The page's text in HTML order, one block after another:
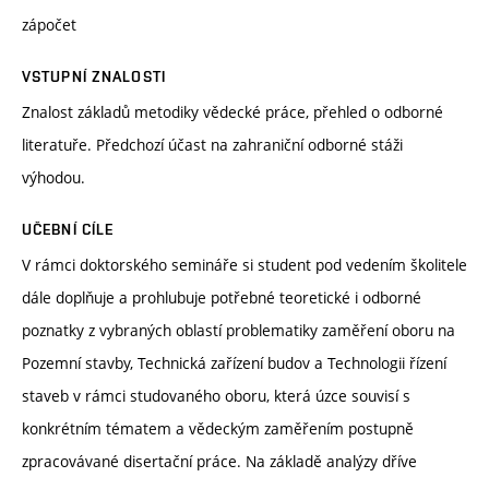
zápočet
VSTUPNÍ ZNALOSTI
Znalost základů metodiky vědecké práce, přehled o odborné
literatuře. Předchozí účast na zahraniční odborné stáži
výhodou.
UČEBNÍ CÍLE
V rámci doktorského semináře si student pod vedením školitele
dále doplňuje a prohlubuje potřebné teoretické i odborné
poznatky z vybraných oblastí problematiky zaměření oboru na
Pozemní stavby, Technická zařízení budov a Technologii řízení
staveb v rámci studovaného oboru, která úzce souvisí s
konkrétním tématem a vědeckým zaměřením postupně
zpracovávané disertační práce. Na základě analýzy dříve